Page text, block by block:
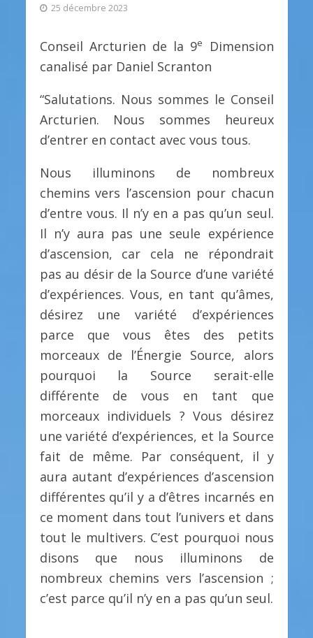
25 décembre 2023
Conseil Arcturien de la 9e
Dimension
canalisé par Daniel Scranton
“Salutations. Nous sommes le Conseil
Arcturien. Nous sommes heureux
d’entrer en contact avec vous tous.
Nous illuminons de nombreux
chemins vers l’ascension pour chacun
d’entre vous. Il n’y en a pas qu’un seul.
Il n’y aura pas une seule expérience
d’ascension, car cela ne répondrait
pas au désir de la Source d’une variété
d’expériences. Vous, en tant qu’âmes,
désirez une variété d’expériences
parce que vous êtes des petits
morceaux de l’Énergie Source, alors
pourquoi la Source serait-elle
différente de vous en tant que
morceaux individuels ? Vous désirez
une variété d’expériences, et la Source
fait de même. Par conséquent, il y
aura autant d’expériences d’ascension
différentes qu’il y a d’êtres incarnés en
ce moment dans tout l’univers et dans
tout le multivers. C’est pourquoi nous
disons que nous illuminons de
nombreux chemins vers l’ascension ;
c’est parce qu’il n’y en a pas qu’un seul.